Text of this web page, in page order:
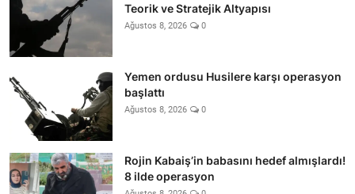
Teorik ve Stratejik Altyapısı
Ağustos 8, 2026 0
Yemen ordusu Husilere karşı operasyon
başlattı
Ağustos 8, 2026 0
Rojin Kabaiş’in babasını hedef almışlardı!
8 ilde operasyon